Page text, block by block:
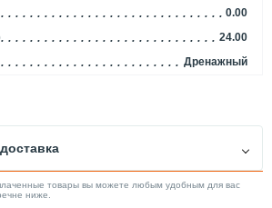
0.00
24.00
Дренажный
температура (°С)
3.00
товары вы можете любым удобным для вас
ниже.